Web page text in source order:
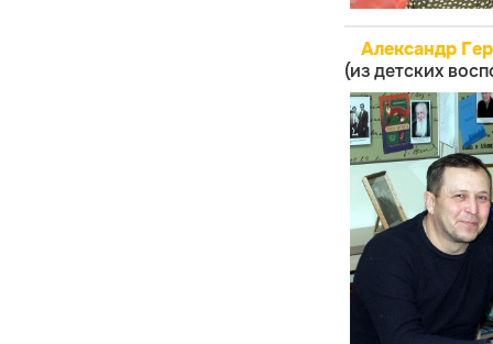
Александр
(из детских